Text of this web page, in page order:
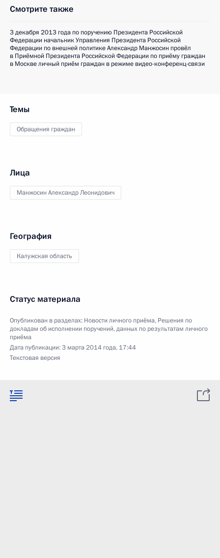
Смотрите также
3 декабря 2013 года по поручению Президента Российской
Федерации начальник Управления Президента Российской
Федерации по внешней политике Александр Манжосин провёл
в Приёмной Президента Российской Федерации по приёму граждан
в Москве личный приём граждан в режиме видео-конференц-связи
Темы
Обращения граждан
Лица
Манжосин Александр Леонидович
География
Калужская область
Статус материала
Опубликован в разделах: Новости личного приёма, Решения по
докладам об исполнении поручений, данных по результатам личного
приёма
Дата публикации:3 марта 2014 года, 17:44
Текстовая версия